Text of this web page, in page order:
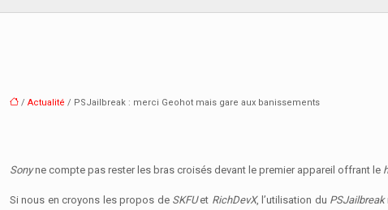
/ Actualité / PSJailbreak : merci Geohot mais gare aux banissements
Sonyne compte pas rester les bras croisés devant le premier appareil offrant le
Si nous en croyons les propos de SKFUet RichDevX, l’utilisation du PSJailbreak